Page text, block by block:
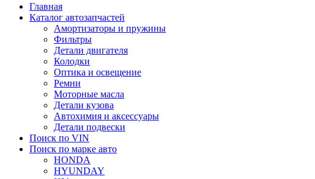
Главная
Каталог автозапчастей
Амортизаторы и пружины
Фильтры
Детали двигателя
Колодки
Оптика и освещение
Ремни
Моторные масла
Детали кузова
Автохимия и аксессуары
Детали подвески
Поиск по VIN
Поиск по марке авто
HONDA
HYUNDAY